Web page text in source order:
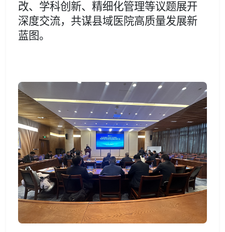
改、学科创新、精细化管理等议题展开
深度交流，共谋县域医院高质量发展新
蓝图。